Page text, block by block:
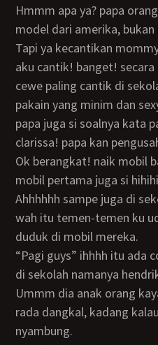
hmmm apa ya? papa orang melayu mama itu mantan
model dari amerika,
tapi ya kecantikan mommy ku nurun ke aku. ya iyalah
aku cantik! banget!
cewe paling cantik di
pakain yang minim dan
papa juga si soalnya kata
clarissa! papa kan
ok berangkat! naik mobil baru mercedez amg ku
mobil pertama juga si
ahhhhhh sampe juga di sekolah. parkir mobil dulu,
wah itu temen-temen ku
duduk di mobil mereka.
“pagi guys” ihhhh itu ada cowo ku, cowo paling keren
di sekolah namanya
ummm dia anak orang kaya juga si tapi ya otaknya
rada dangkal, kadang
nyambung.